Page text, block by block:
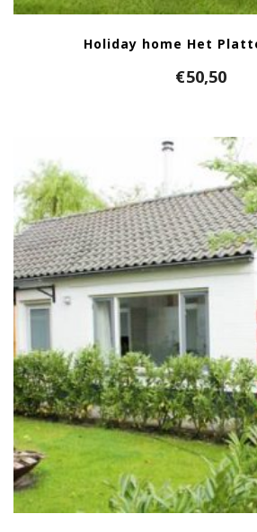
Holiday home Het
€50,50